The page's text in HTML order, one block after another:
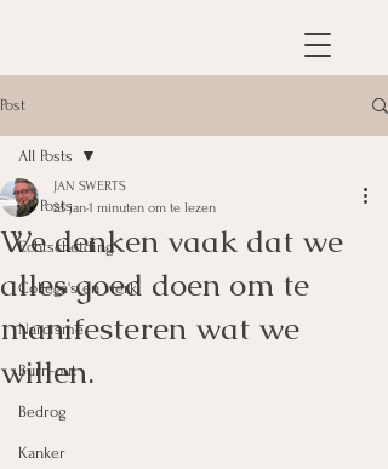
Post
All Posts
Echtscheiding
Collega's en werk
Narcisme
Burn-out
Bedrog
Kanker
All Posts
We denken vaak dat we
alles goed doen om te
manifesteren wat we
willen.
JAN SWERTS
25 jan1 minuten om te lezen